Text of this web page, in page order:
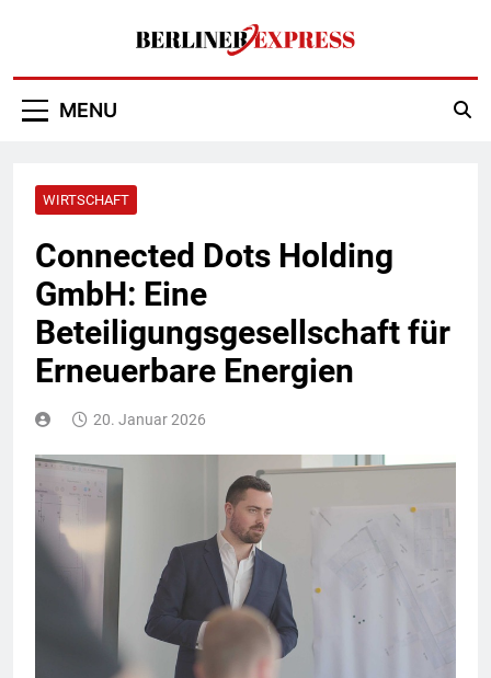
Berliner Express
MENU
WIRTSCHAFT
Connected Dots Holding
GmbH: Eine
Beteiligungsgesellschaft für
Erneuerbare Energien
20. Januar 2026